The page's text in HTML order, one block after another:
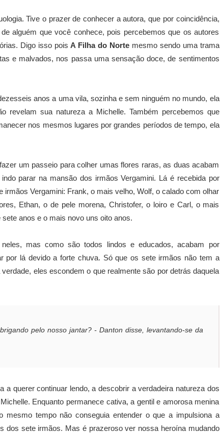
Tive o prazer de conhecer a autora, que por coincidência,
alguém que você conhece, pois percebemos que os autores
Digo isso poisA Filha do Norte mesmo sendo uma trama
e malvados, nos passa uma sensação doce, de sentimentos
anos a uma vila, sozinha e sem ninguém no mundo, ela
revelam sua natureza a Michelle. Também percebemos que
nos mesmos lugares por grandes períodos de tempo, ela
um passeio para colher umas flores raras, as duas acabam
parar na mansão dos irmãos Vergamini. Lá é recebida por
Vergamini: Frank, o mais velho, Wolf, o calado com olhar
Ethan, o de pele morena, Christofer, o loiro e Carl, o mais
anos e o mais novo uns oito anos.
mas como são todos lindos e educados, acabam por
por lá devido a forte chuva. Só que os sete irmãos não tem a
eles escondem o que realmente são por detrás daquela
pelo nosso jantar? - Danton disse, levantando-se da
a querer continuar lendo, a descobrir a verdadeira natureza dos
Enquanto permanece cativa, a gentil e amorosa menina
mesmo tempo não conseguia entender o que a impulsiona a
dos sete irmãos. Mas é prazeroso ver nossa heroína mudando